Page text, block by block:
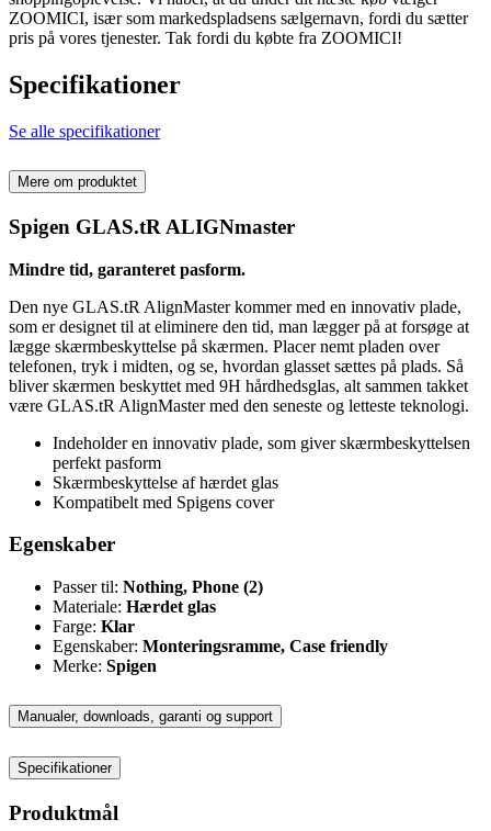
ZOOMICI, især som markedspladsens sælgernavn, fordi du sætter
pris på vores tjenester. Tak fordi du købte fra ZOOMICI!
Specifikationer
Se alle specifikationer
Mere om produktet
Spigen GLAS.tR ALIGNmaster
Mindre tid, garanteret pasform.
Den nye GLAS.tR AlignMaster kommer med en innovativ plade,
som er designet til at eliminere den tid, man lægger på at forsøge at
lægge skærmbeskyttelse på skærmen. Placer nemt pladen over
telefonen, tryk i midten, og se, hvordan glasset sættes på plads. Så
bliver skærmen beskyttet med 9H hårdhedsglas, alt sammen takket
være GLAS.tR AlignMaster med den seneste og letteste teknologi.
Indeholder en innovativ plade, som giver skærmbeskyttelsen
perfekt pasform
Skærmbeskyttelse af hærdet glas
Kompatibelt med Spigens cover
Egenskaber
Passer til: Nothing, Phone (2)
Materiale: Hærdet glas
Farge: Klar
Egenskaber: Monteringsramme, Case friendly
Merke: Spigen
Manualer, downloads, garanti og support
Specifikationer
Produktmål